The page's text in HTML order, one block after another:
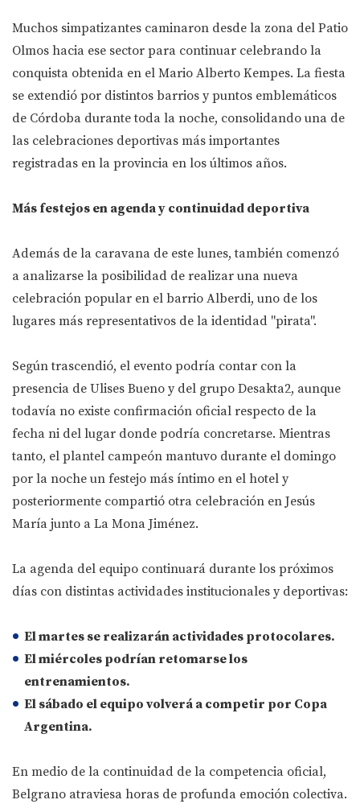
Muchos simpatizantes caminaron desde la zona del Patio
Olmos hacia ese sector para continuar celebrando la
conquista obtenida en el Mario Alberto Kempes. La fiesta
se extendió por distintos barrios y puntos emblemáticos
de Córdoba durante toda la noche, consolidando una de
las celebraciones deportivas más importantes
registradas en la provincia en los últimos años.
Más festejos en agenda y continuidad deportiva
Además de la caravana de este lunes, también comenzó
a analizarse la posibilidad de realizar una nueva
celebración popular en el barrio Alberdi, uno de los
lugares más representativos de la identidad "pirata".
Según trascendió, el evento podría contar con la
presencia de Ulises Bueno y del grupo Desakta2, aunque
todavía no existe confirmación oficial respecto de la
fecha ni del lugar donde podría concretarse. Mientras
tanto, el plantel campeón mantuvo durante el domingo
por la noche un festejo más íntimo en el hotel y
posteriormente compartió otra celebración en Jesús
María junto a La Mona Jiménez.
La agenda del equipo continuará durante los próximos
días con distintas actividades institucionales y deportivas:
El martes se realizarán actividades protocolares.
El miércoles podrían retomarse los
entrenamientos.
El sábado el equipo volverá a competir por Copa
Argentina.
En medio de la continuidad de la competencia oficial,
Belgrano atraviesa horas de profunda emoción colectiva.